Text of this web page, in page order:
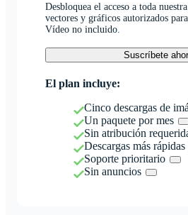
Desbloquea el acceso a toda
vectores y gráficos autorizados
Vídeo no incluido.
Suscríbete
El plan incluye:
Cinco descargas de
Un paquete por mes
Sin atribución
Descargas más rápidas
Soporte prioritario
Sin anuncios